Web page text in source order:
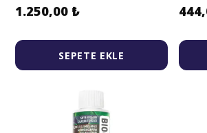
1.250,00 ₺
SEPETE EKLE